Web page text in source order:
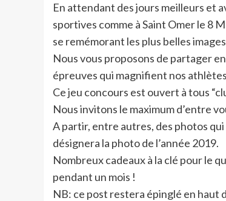
En attendant des jours meilleurs et
sportives comme à Saint Omer le 8
se remémorant les plus belles
Nous vous proposons de partager
épreuves qui magnifient nos
Ce jeu concours est ouvert à tous
Nous invitons le maximum d’entre
A partir, entre autres, des photos
désignera la photo de l’année 2019.
Nombreux cadeaux à la clé pour le
pendant un mois !
NB: ce post restera épinglé en haut